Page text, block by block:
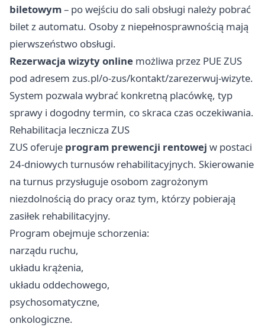
biletowym– po wejściu do sali obsługi należy pobrać
bilet z automatu. Osoby z niepełnosprawnością mają
pierwszeństwo obsługi.
Rezerwacja wizyty online możliwa przez PUE ZUS
pod adresem zus.pl/o-zus/kontakt/zarezerwuj-wizyte.
System pozwala wybrać konkretną placówkę, typ
sprawy i dogodny termin, co skraca czas oczekiwania.
Rehabilitacja lecznicza ZUS
ZUS oferuje program prewencji rentowej w postaci
24-dniowych turnusów rehabilitacyjnych. Skierowanie
na turnus przysługuje osobom zagrożonym
niezdolnością do pracy oraz tym, którzy pobierają
zasiłek rehabilitacyjny.
Program obejmuje schorzenia:
narządu ruchu,
układu krążenia,
układu oddechowego,
psychosomatyczne,
onkologiczne.